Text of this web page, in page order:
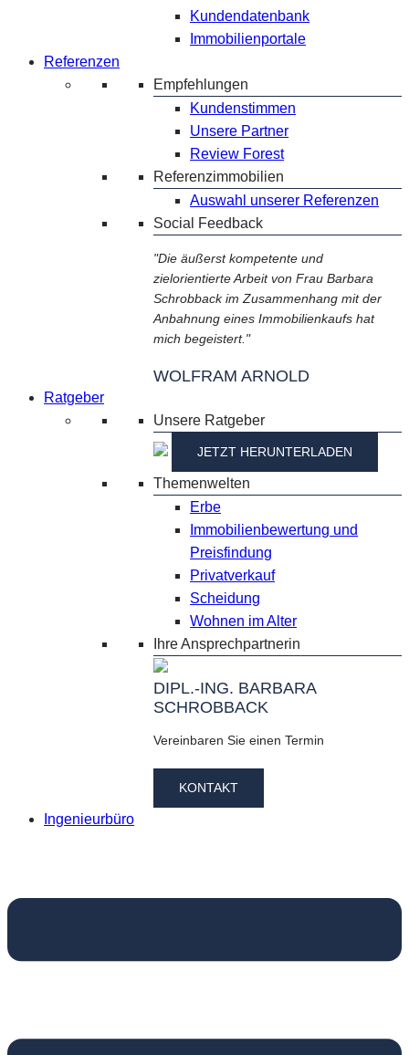
Kundendatenbank
Immobilienportale
Referenzen
Empfehlungen
Kundenstimmen
Unsere Partner
Review Forest
Referenzimmobilien
Auswahl unserer Referenzen
Social Feedback
"Die äußerst kompetente und
zielorientierte Arbeit von Frau Barbara
Schrobback im Zusammenhang mit der
Anbahnung eines Immobilienkaufs hat
mich begeistert."
WOLFRAM ARNOLD
Ratgeber
Unsere Ratgeber
JETZT HERUNTERLADEN
Themenwelten
Erbe
Immobilienbewertung und
Preisfindung
Privatverkauf
Scheidung
Wohnen im Alter
Ihre Ansprechpartnerin
DIPL.-ING. BARBARA
SCHROBBACK
Vereinbaren Sie einen Termin
KONTAKT
Ingenieurbüro